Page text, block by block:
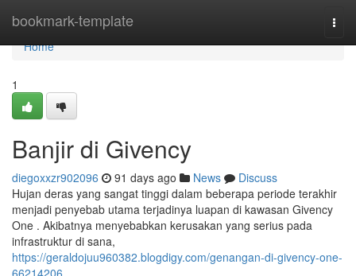
bookmark-template
Home
Home
1
Banjir di Givency
diegoxxzr902096 91 days ago News
Discuss
Hujan deras yang sangat tinggi dalam beberapa periode terakhir
menjadi penyebab utama terjadinya luapan di kawasan Givency
One . Akibatnya menyebabkan kerusakan yang serius pada
infrastruktur di sana,
https://geraldojuu960382.blogdigy.com/genangan-di-givency-one-
66214206